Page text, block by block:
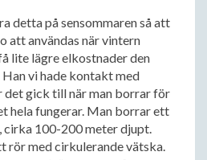
detta på sensommaren så att
att användas när vintern
lite lägre elkostnader den
vi hade kontakt med
det gick till när man borrar för
hela fungerar. Man borrar ett
cirka 100-200 meter djupt.
rör med cirkulerande vätska.